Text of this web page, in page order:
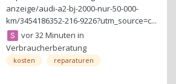
anzeige/audi-a2-bj-2000-nur-50-000-
km/3454186352-216-9226?utm_source=c...
vor 32 Minutenin
Verbraucherberatung
kosten reparaturen